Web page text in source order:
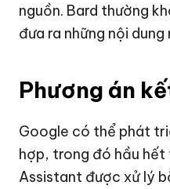
nguồn. Bard thường
đưa ra những nội
Phương án
Google có thể phát
hợp, trong đó hầu
Assistant được xử lý